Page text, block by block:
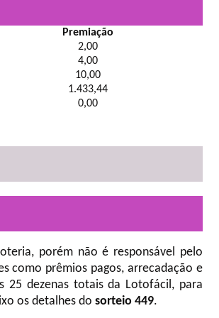
Premiação
2,00
4,00
10,00
1.433,44
0,00
porém não é responsável pelo
como prêmios pagos, arrecadação e
25 dezenas totais da Lotofácil, para
os detalhes do sorteio 449.